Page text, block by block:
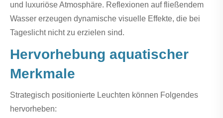
und luxuriöse Atmosphäre. Reflexionen auf fließendem
Wasser erzeugen dynamische visuelle Effekte, die bei
Tageslicht nicht zu erzielen sind.
Hervorhebung aquatischer
Merkmale
Strategisch positionierte Leuchten können Folgendes
hervorheben: